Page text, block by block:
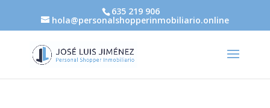
635 219 906
hola@personalshopperinmobiliario.online